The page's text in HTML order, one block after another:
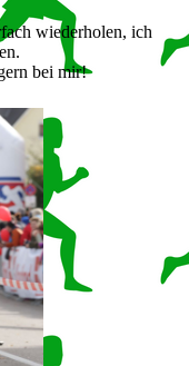
wiederholen, ich
bei mir!